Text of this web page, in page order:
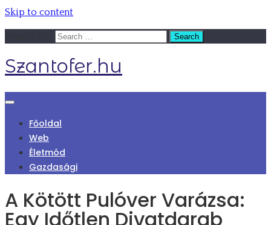
Skip to content
Szantofer.hu
Főoldal
Web
Életmód
Gazdasági
A Kötött Pulóver Varázsa:
Egy Időtlen Divatdarab